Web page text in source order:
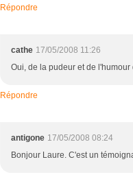
Répondre
cathe 17/05/2008 11:26
Oui, de la pudeur et de
Répondre
antigone 17/05/2008 08:24
Bonjour Laure. C'est un